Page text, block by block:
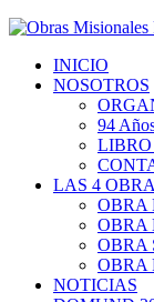
INICIO
NOSOTROS
94
LIBRO
LAS 4
OBRA
OBRA
OBRA
OBRA
NOTICIAS